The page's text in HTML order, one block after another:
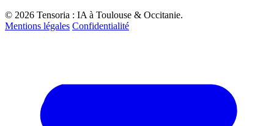
© 2026 Tensoria : IA à Toulouse & Occitanie.
Mentions légales Confidentialité